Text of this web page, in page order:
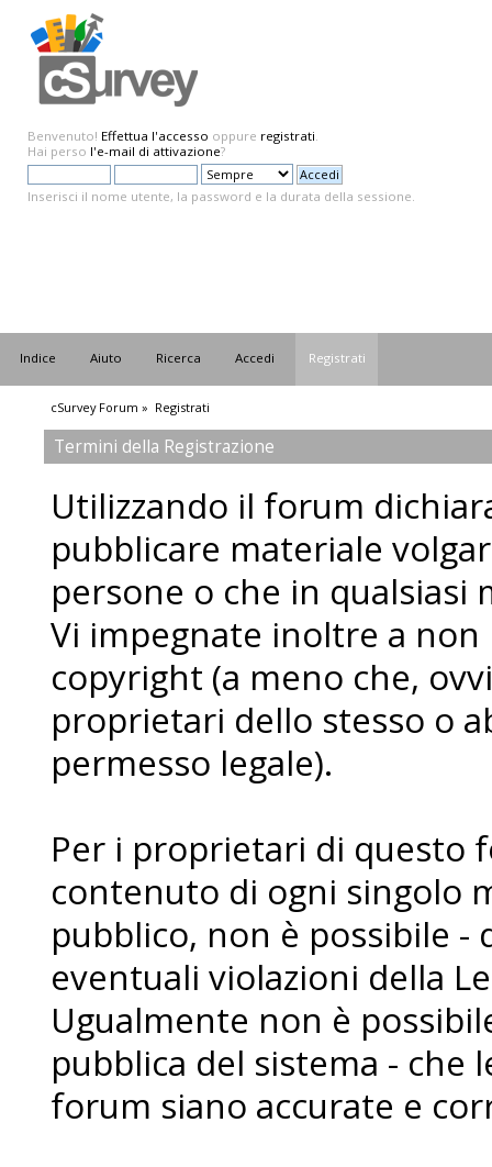
Benvenuto! Effettua l'accesso oppure registrati.
Hai perso l'e-mail di attivazione?
Inserisci il nome utente, la password e la durata della sessione.
Indice Aiuto Ricerca Accedi Registrati
cSurvey Forum » Registrati
Termini della Registrazione
Utilizzando il forum
pubblicare materiale
persone o che in qualsiasi
Vi impegnate inoltre a
copyright (a meno che,
proprietari dello stesso o
permesso legale).
Per i proprietari di questo
contenuto di ogni singolo
pubblico, non è possibile
eventuali violazioni della
Ugualmente non è
pubblica del sistema -
forum siano accurate e